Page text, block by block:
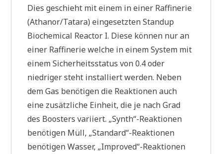
Dies geschieht mit einem in einer Raffinerie
(Athanor/Tatara) eingesetzten Standup
Biochemical Reactor I. Diese können nur an
einer Raffinerie welche in einem System mit
einem Sicherheitsstatus von 0.4 oder
niedriger steht installiert werden. Neben
dem Gas benötigen die Reaktionen auch
eine zusätzliche Einheit, die je nach Grad
des Boosters variiert. „Synth“-Reaktionen
benötigen Müll, „Standard“-Reaktionen
benötigen Wasser, „Improved“-Reaktionen